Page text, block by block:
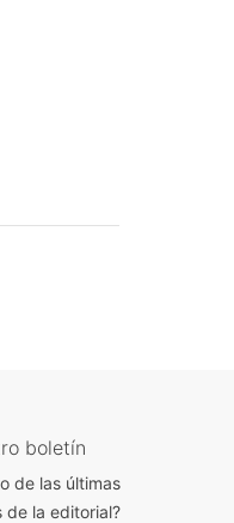
boletín
de las últimas
de la editorial?